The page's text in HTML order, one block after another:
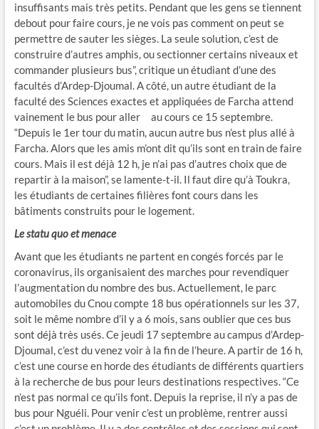
insuffisants mais très petits. Pendant que les gens se tiennent
debout pour faire cours, je ne vois pas comment on peut se
permettre de sauter les sièges. La seule solution, c’est de
construire d’autres amphis, ou sectionner certains niveaux et
commander plusieurs bus”, critique un étudiant d’une des
facultés d’Ardep-Djoumal. A côté, un autre étudiant de la
faculté des Sciences exactes et appliquées de Farcha attend
vainement le bus pour aller au cours ce 15 septembre.
“Depuis le 1er tour du matin, aucun autre bus n’est plus allé à
Farcha. Alors que les amis m’ont dit qu’ils sont en train de faire
cours. Mais il est déjà 12 h, je n’ai pas d’autres choix que de
repartir à la maison”, se lamente-t-il. Il faut dire qu’à Toukra,
les étudiants de certaines filières font cours dans les
bâtiments construits pour le logement.
Le statu quo et menace
Avant que les étudiants ne partent en congés forcés par le
coronavirus, ils organisaient des marches pour revendiquer
l’augmentation du nombre des bus. Actuellement, le parc
automobiles du Cnou compte 18 bus opérationnels sur les 37,
soit le même nombre d’il y a 6 mois, sans oublier que ces bus
sont déjà très usés. Ce jeudi 17 septembre au campus d’Ardep-
Djoumal, c’est du venez voir à la fin de l’heure. A partir de 16 h,
c’est une course en horde des étudiants de différents quartiers
à la recherche de bus pour leurs destinations respectives. “Ce
n’est pas normal ce qu’ils font. Depuis la reprise, il n’y a pas de
bus pour Nguéli. Pour venir c’est un problème, rentrer aussi